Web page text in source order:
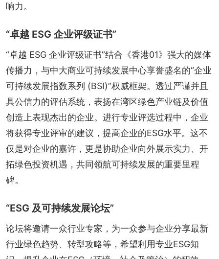
响力。
“卓越 ESG 企业评级证书”
“卓越 ESG 企业评级证书”结合《香港01》强大的媒体
传播力，与中大商业可持续发展中心享誉盛名的“企业
可持续发展指数系列 (BSI)”权威框架。透过严谨并且
具公信力的评估系统，表扬在湾区绿色产业链及价值
创造上表现杰出的企业。进行专业评选过程中，企业
将获得专业评审的建议，提高企业的ESG水平。这不
仅是对企业的嘉许，更是协助企业向外展示实力、开
拓绿色投资机遇，共同领航可持续发展的重要里程
碑。
“ESG 及可持续发展论坛”
论坛将邀请一众行业专家，为一众参与企业分享最新
行业绿色趋势、转型攻略等，希望利用专业ESG知